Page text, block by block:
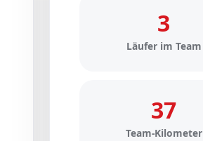
3
Läufer im Team
37
Team-Kilometer